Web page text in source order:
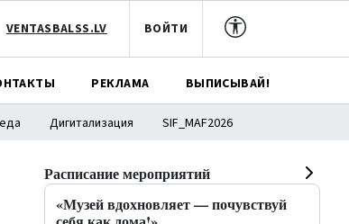
VENTASBALSS.LV ВОЙТИ
РЕКЛАМА ВЫПИСЫВАЙ!
Дигитализация SIF_MAF2026
Расписание мероприятий
«Музей вдохновляет — почувствуй